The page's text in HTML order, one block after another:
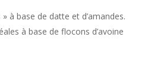
à base de datte et d’amandes.
à base de flocons d’avoine